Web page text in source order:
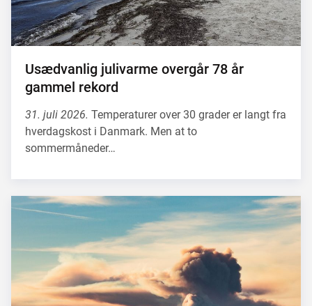
Usædvanlig julivarme overgår 78 år
gammel rekord
31. juli 2026. Temperaturer over 30 grader er langt fra
hverdagskost i Danmark. Men at to
sommermåneder…